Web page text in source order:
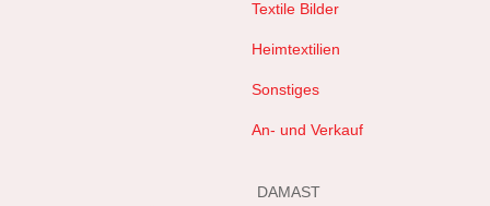
Textile Bilder
Heimtextilien
Sonstiges
An- und Verkauf
DAMAST